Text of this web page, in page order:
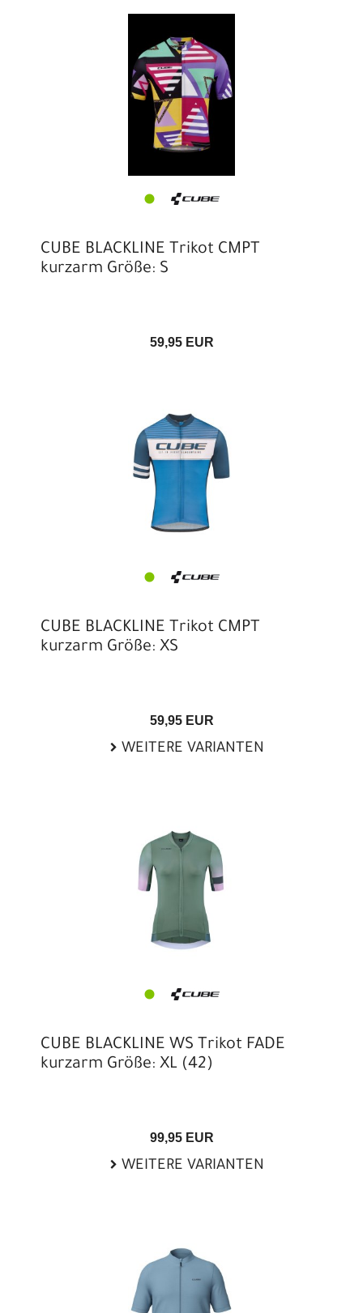
CUBE BLACKLINE Trikot CMPT
kurzarm Größe: S
59,95 EUR
CUBE BLACKLINE Trikot CMPT
kurzarm Größe: XS
59,95 EUR
WEITERE VARIANTEN
CUBE BLACKLINE WS Trikot FADE
kurzarm Größe: XL (42)
99,95 EUR
WEITERE VARIANTEN